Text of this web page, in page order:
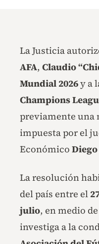
La Justicia
AFA, Claudio
Mundial 2026y a
Champions
previamente
impuesta por el
Económico
La resolución
del país entre el
julio, en medio
investiga a la